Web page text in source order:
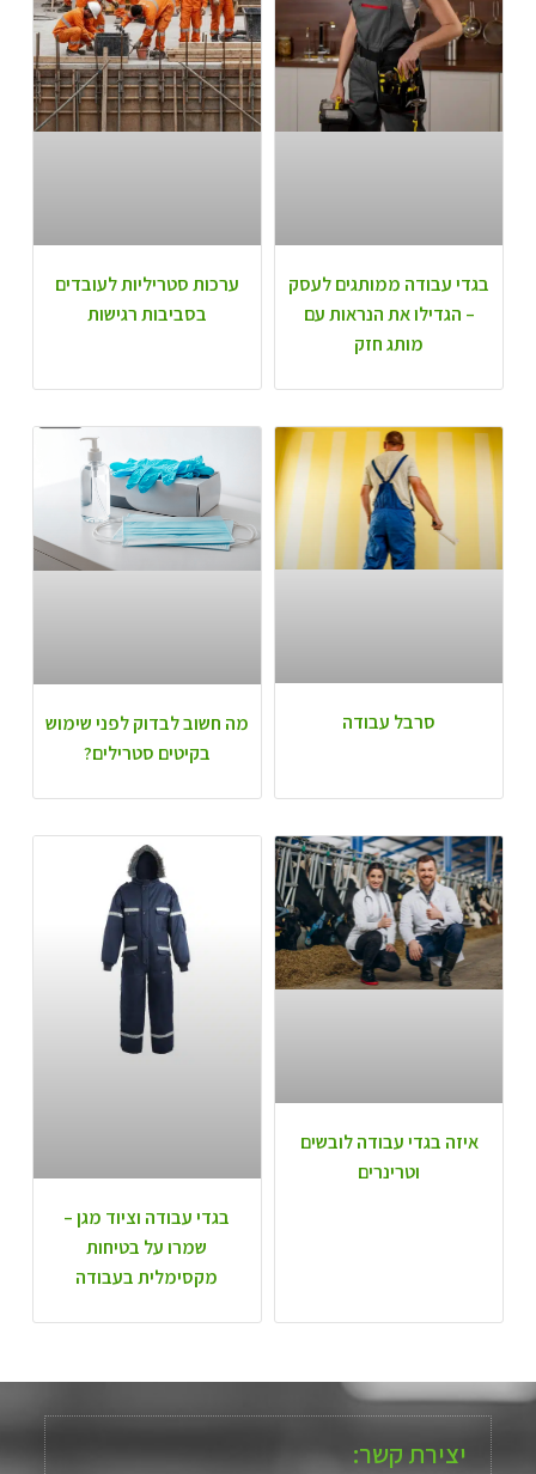
בגדי עבודה ממותגים לעסק
– הגדילו את הנראות עם
מותג חזק
ערכות סטריליות לעובדים
בסביבות רגישות
סרבל עבודה
מה חשוב לבדוק לפני שימוש
בקיטים סטרילים?
איזה בגדי עבודה לובשים
וטרינרים
בגדי עבודה וציוד מגן –
שמרו על בטיחות
מקסימלית בעבודה
יצירת קשר: